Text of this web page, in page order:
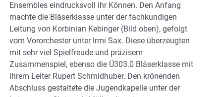
Ensembles eindrucksvoll ihr Können. Den Anfang
machte die Bläserklasse unter der fachkundigen
Leitung von Korbinian Kebinger (Bild oben), gefolgt
vom Vororchester unter Irmi Sax. Diese überzeugten
mit sehr viel Spielfreude und präzisem
Zusammenspiel, ebenso die Ü303.0 Bläserklasse mit
ihrem Leiter Rupert Schmidhuber. Den krönenden
Abschluss gestaltete die Jugendkapelle unter der